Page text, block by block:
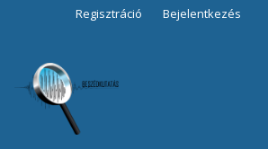
Regisztráció Bejelentkezés